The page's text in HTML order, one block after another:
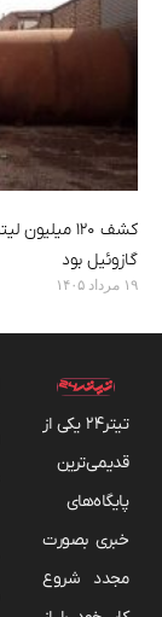
گازوئیل بود
۱۹ مرداد ۱۴۰۵
تیتر24 یکی از
قدیمی‌ترین
پایگاه‌های
خبری بصورت
مجدد شروع